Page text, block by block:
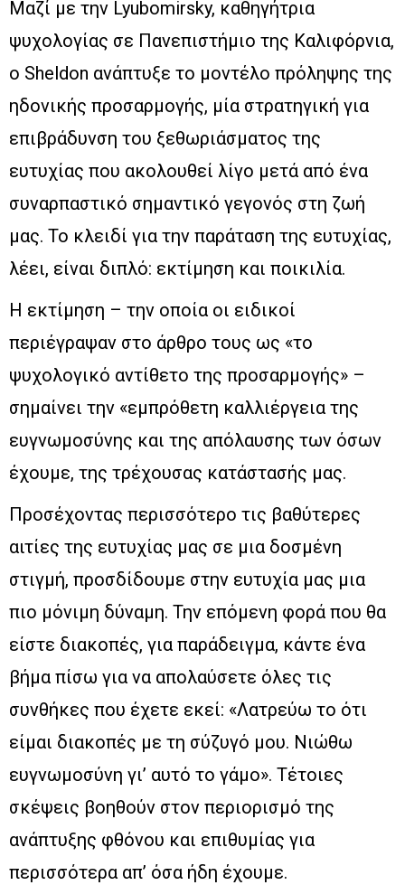
Μαζί με την Lyubomirsky, καθηγήτρια
ψυχολογίας σε Πανεπιστήμιο της Καλιφόρνια,
ο Sheldon ανάπτυξε το μοντέλο πρόληψης της
ηδονικής προσαρμογής, μία στρατηγική για
επιβράδυνση του ξεθωριάσματος της
ευτυχίας που ακολουθεί λίγο μετά από ένα
συναρπαστικό σημαντικό γεγονός στη ζωή
μας. Το κλειδί για την παράταση της ευτυχίας,
λέει, είναι διπλό: εκτίμηση και ποικιλία.
Η εκτίμηση – την οποία οι ειδικοί
περιέγραψαν στο άρθρο τους ως «το
ψυχολογικό αντίθετο της προσαρμογής» –
σημαίνει την «εμπρόθετη καλλιέργεια της
ευγνωμοσύνης και της απόλαυσης των όσων
έχουμε, της τρέχουσας κατάστασής μας.
Προσέχοντας περισσότερο τις βαθύτερες
αιτίες της ευτυχίας μας σε μια δοσμένη
στιγμή, προσδίδουμε στην ευτυχία μας μια
πιο μόνιμη δύναμη. Την επόμενη φορά που θα
είστε διακοπές, για παράδειγμα, κάντε ένα
βήμα πίσω για να απολαύσετε όλες τις
συνθήκες που έχετε εκεί: «Λατρεύω το ότι
είμαι διακοπές με τη σύζυγό μου. Νιώθω
ευγνωμοσύνη γι’ αυτό το γάμο». Τέτοιες
σκέψεις βοηθούν στον περιορισμό της
ανάπτυξης φθόνου και επιθυμίας για
περισσότερα απ’ όσα ήδη έχουμε.